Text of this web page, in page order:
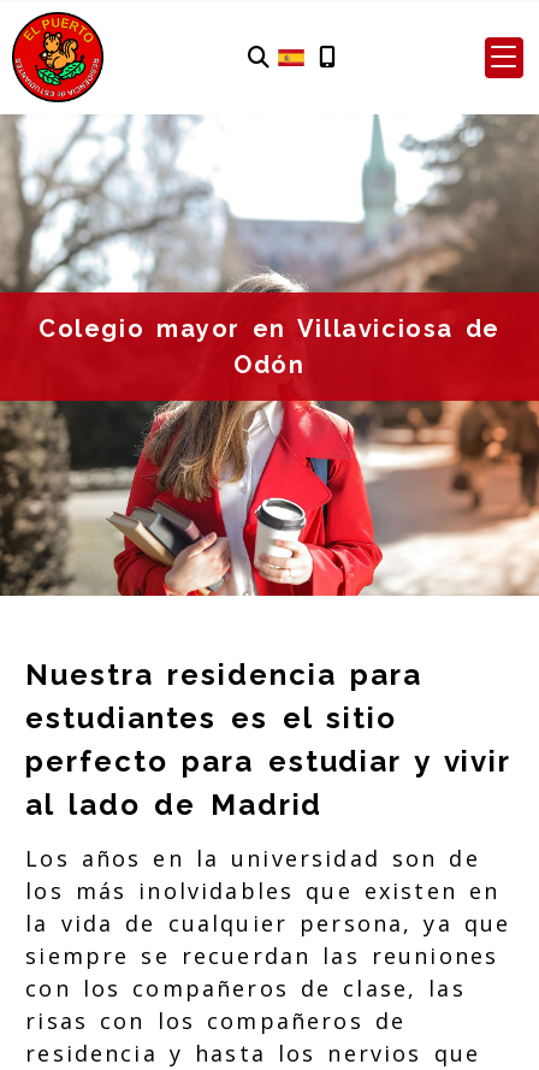
Colegio mayor en Villaviciosa de
Odón
Nuestra residencia para
estudiantes es el sitio
perfecto para estudiar y vivir
al lado de Madrid
Los años en la universidad son de
los más inolvidables que existen en
la vida de cualquier persona, ya que
siempre se recuerdan las reuniones
con los compañeros de clase, las
risas con los compañeros de
residencia y hasta los nervios que